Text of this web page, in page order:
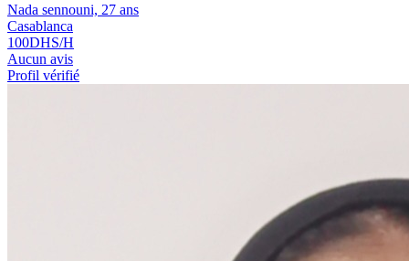
Nada sennouni, 27 ans
Casablanca
100DHS/H
Aucun avis
Profil vérifié